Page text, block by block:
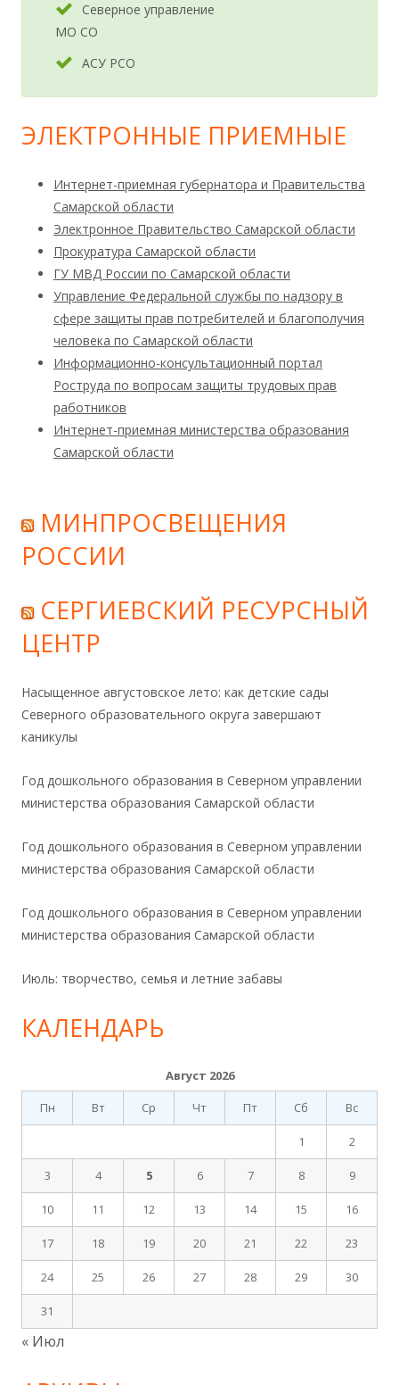
Северное управление
МО СО
АСУ РСО
ЭЛЕКТРОННЫЕ ПРИЕМНЫЕ
Интернет-приемная губернатора и Правительства
Самарской области
Электронное Правительство Самарской области
Прокуратура Самарской области
ГУ МВД России по Самарской области
Управление Федеральной службы по надзору в
сфере защиты прав потребителей и благополучия
человека по Самарской области
Информационно-консультационный портал
Роструда по вопросам защиты трудовых прав
работников
Интернет-приемная министерства образования
Самарской области
МИНПРОСВЕЩЕНИЯ
РОССИИ
СЕРГИЕВСКИЙ РЕСУРСНЫЙ
ЦЕНТР
Насыщенное августовское лето: как детские сады
Северного образовательного округа завершают
каникулы
Год дошкольного образования в Северном управлении
министерства образования Самарской области
Год дошкольного образования в Северном управлении
министерства образования Самарской области
Год дошкольного образования в Северном управлении
министерства образования Самарской области
Июль: творчество, семья и летние забавы
КАЛЕНДАРЬ
Август 2026
Пн
Вт Ср Чт Пт Сб Вс
1 2
3 4 5 6 7 8 9
10 11 12 13 14 15 16
17 18 19 20 21 22 23
24 25 26 27 28 29 30
31
« Июл